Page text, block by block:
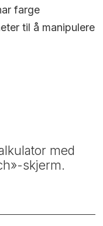
farge
til å manipulere
med
skjerm.